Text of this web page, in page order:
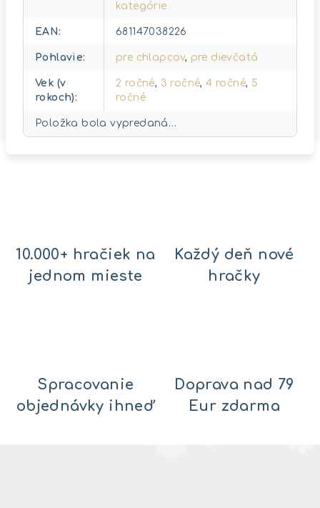
kategórie
EAN: 681147038226
Pohlavie: pre chlapcov, pre dievčatá
Vek (v
rokoch):
2 ročné, 3 ročné,4 ročné, 5
ročné
Položka bola vypredaná…
10.000+ hračiek na
jednom mieste
Každý deň nové
hračky
Spracovanie
objednávky ihneď
Doprava nad 79
Eur zdarma